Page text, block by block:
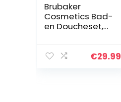
Brubaker
Cosmetics Bad-
en Doucheset,
delige
€29.99